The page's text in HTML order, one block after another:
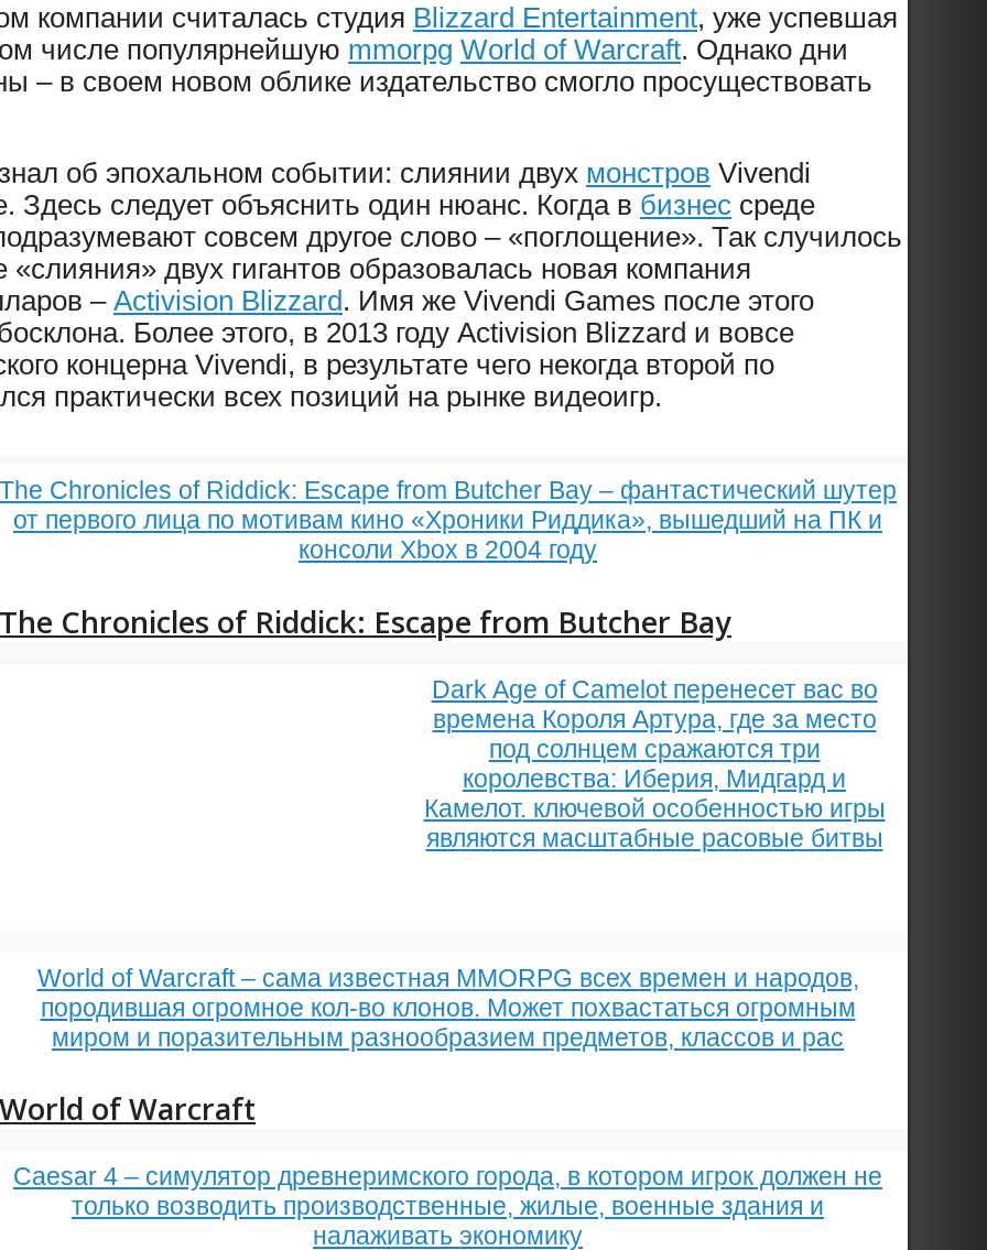
компании считалась студия Blizzard Entertainment, уже успевшая
числе популярнейшую mmorpg World of Warcraft. Однако дни
– в своем новом облике издательство смогло просуществовать
об эпохальном событии: слиянии двух монстров Vivendi
Здесь следует объяснить один нюанс. Когда в бизнес среде
совсем другое слово – «поглощение». Так случилось
двух гигантов образовалась новая компания
– Activision Blizzard. Имя же Vivendi Games после этого
Более этого, в 2013 году Activision Blizzard и вовсе
концерна Vivendi, в результате чего некогда второй по
практически всех позиций на рынке видеоигр.
The Chronicles of Riddick: Escape from Butcher Bay – фантастический шутер
от первого лица по мотивам кино «Хроники Риддика», вышедший на ПК и
консоли Xbox в 2004 году
The Chronicles of Riddick: Escape from Butcher Bay
Dark Age of Camelot перенесет вас во
времена Короля Артура, где за место
под солнцем сражаются три
королевства: Иберия, Мидгард и
Камелот. ключевой особенностью игры
являются масштабные расовые битвы
World of Warcraft – сама известная MMORPG всех времен и народов,
породившая огромное кол-во клонов. Может похвастаться огромным
миром и поразительным разнообразием предметов, классов и рас
World of Warcraft
Caesar 4 – симулятор древнеримского города, в котором игрок должен не
только возводить производственные, жилые, военные здания и
налаживать экономику